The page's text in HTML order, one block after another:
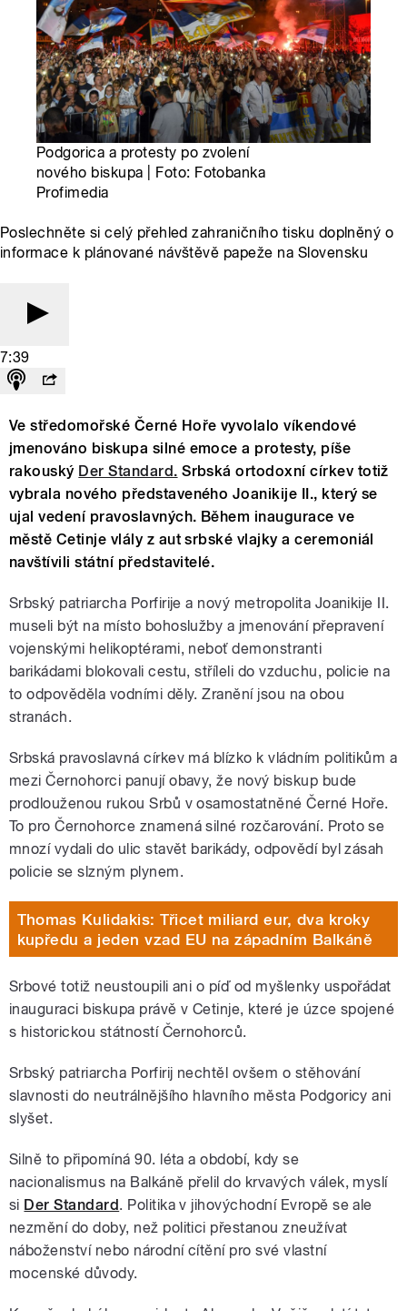
Podgorica a protesty po zvolení
nového biskupa | Foto: Fotobanka
Profimedia
Poslechněte si celý přehled zahraničního tisku doplněný o
informace k plánované návštěvě papeže na Slovensku
7:39
Ve středomořské Černé Hoře vyvolalo víkendové
jmenováno biskupa silné emoce a protesty, píše
rakouský Der Standard. Srbská ortodoxní církev totiž
vybrala nového představeného Joanikije II., který se
ujal vedení pravoslavných. Během inaugurace ve
městě Cetinje vlály z aut srbské vlajky a ceremoniál
navštívili státní představitelé.
Srbský patriarcha Porfirije a nový metropolita Joanikije II.
museli být na místo bohoslužby a jmenování přepravení
vojenskými helikoptérami, neboť demonstranti
barikádami blokovali cestu, stříleli do vzduchu, policie na
to odpověděla vodními děly. Zranění jsou na obou
stranách.
Srbská pravoslavná církev má blízko k vládním politikům a
mezi Černohorci panují obavy, že nový biskup bude
prodlouženou rukou Srbů v osamostatněné Černé Hoře.
To pro Černohorce znamená silné rozčarování. Proto se
mnozí vydali do ulic stavět barikády, odpovědí byl zásah
policie se slzným plynem.
Thomas Kulidakis: Třicet miliard eur, dva kroky
kupředu a jeden vzad EU na západním Balkáně
Srbové totiž neustoupili ani o píď od myšlenky uspořádat
inauguraci biskupa právě v Cetinje, které je úzce spojené
s historickou státností Černohorců.
Srbský patriarcha Porfirij nechtěl ovšem o stěhování
slavnosti do neutrálnějšího hlavního města Podgoricy ani
slyšet.
Silně to připomíná 90. léta a období, kdy se
nacionalismus na Balkáně přelil do krvavých válek, myslí
si Der Standard . Politika v jihovýchodní Evropě se ale
nezmění do doby, než politici přestanou zneužívat
náboženství nebo národní cítění pro své vlastní
mocenské důvody.